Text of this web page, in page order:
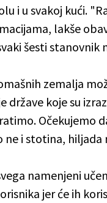
i u svakoj kući.
lakše
šesti stanovnik
zemalja
države koje su
Očekujemo
ne i stotina,
namenjeni
jer će ih